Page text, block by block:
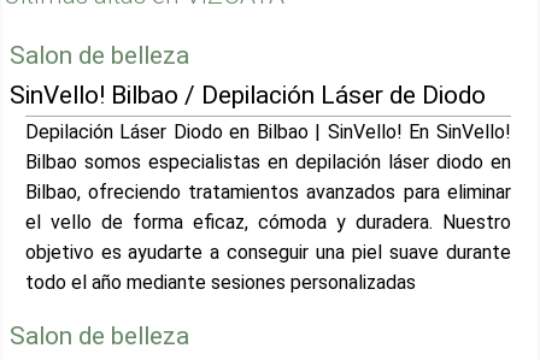
Salon de belleza
SinVello! Bilbao / Depilación Láser de Diodo
Depilación Láser Diodo en Bilbao | SinVello! En SinVello!
Bilbao somos especialistas en depilación láser diodo en
Bilbao, ofreciendo tratamientos avanzados para eliminar
el vello de forma eficaz, cómoda y duradera. Nuestro
objetivo es ayudarte a conseguir una piel suave durante
todo el año mediante sesiones personalizadas
Salon de belleza